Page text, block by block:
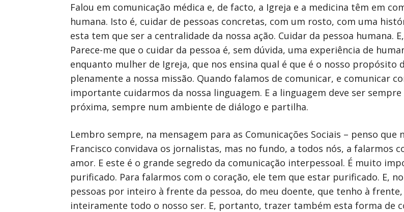
Falou em comunicação médica e, de facto, a Igreja e a medicina têm em
humana. Isto é, cuidar de pessoas concretas, com um rosto, com uma
esta tem que ser a centralidade da nossa ação. Cuidar da pessoa humana.
Parece-me que o cuidar da pessoa é, sem dúvida, uma experiência de
enquanto mulher de Igreja, que nos ensina qual é que é o nosso
plenamente a nossa missão. Quando falamos de comunicar, e comunicar
importante cuidarmos da nossa linguagem. E a linguagem deve ser
próxima, sempre num ambiente de diálogo e partilha.
Lembro sempre, na mensagem para as Comunicações Sociais – penso que
Francisco convidava os jornalistas, mas no fundo, a todos nós, a falarmos
amor. E este é o grande segredo da comunicação interpessoal. É muito
purificado. Para falarmos com o coração, ele tem que estar purificado. E,
pessoas por inteiro à frente da pessoa, do meu doente, que tenho à
inteiramente todo o nosso ser. E, portanto, trazer também esta forma de